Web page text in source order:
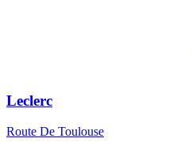
Leclerc
Route De Toulouse